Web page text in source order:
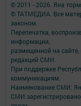
© 2011 - 2026. Яна
© ТАТМЕДИА. Все
законом.
Перепечатка,
информации,
размещенной на
редакций СМИ.
При поддержке
коммуникациям.
Наименование СМИ:
СМИ